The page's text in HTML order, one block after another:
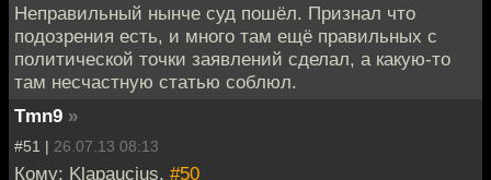
Неправильный нынче суд пошёл. Признал что
подозрения есть, и много там ещё правильных с
политической точки заявлений сделал, а какую-то
там несчастную статью соблюл.
Tmn9 »
#51 | 26.07.13 08:13
Кому: Klapaucius, #50